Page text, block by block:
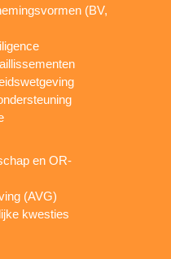
(BV,
en OR-
(AVG)
kwesties